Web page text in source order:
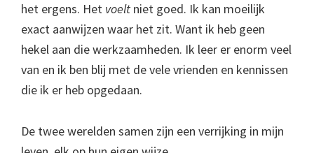
het ergens. Het voelt niet goed. Ik kan moeilijk
exact aanwijzen waar het zit. Want ik heb geen
hekel aan die werkzaamheden. Ik leer er enorm veel
van en ik ben blij met de vele vrienden en kennissen
die ik er heb opgedaan.
De twee werelden samen zijn een verrijking in mijn